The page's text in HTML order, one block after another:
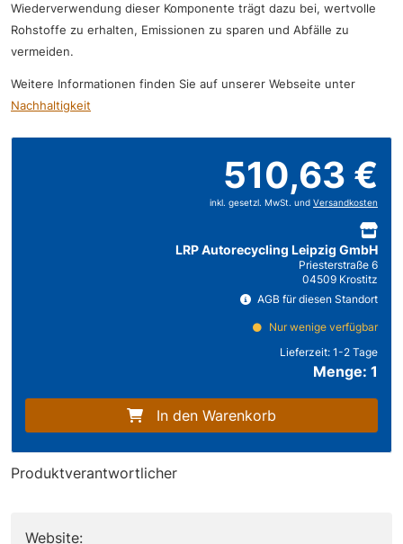
Wiederverwendung dieser Komponente trägt dazu bei, wertvolle
Rohstoffe zu erhalten, Emissionen zu sparen und Abfälle zu
vermeiden.
Weitere Informationen finden Sie auf unserer Webseite unter
Nachhaltigkeit
510,63 €
inkl. gesetzl. MwSt. und Versandkosten
LRP Autorecycling Leipzig GmbH
Priesterstraße 6
04509 Krostitz
AGB für diesen Standort
Nur wenige verfügbar
Lieferzeit: 1-2 Tage
Menge: 1
In den Warenkorb
Produktverantwortlicher
Website: